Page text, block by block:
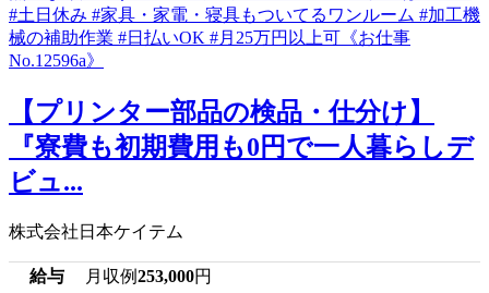
【プリンター部品の検品・仕分け】
『寮費も初期費用も0円で一人暮らしデ
ビュ...
株式会社日本ケイテム
給与 月収例253,000円